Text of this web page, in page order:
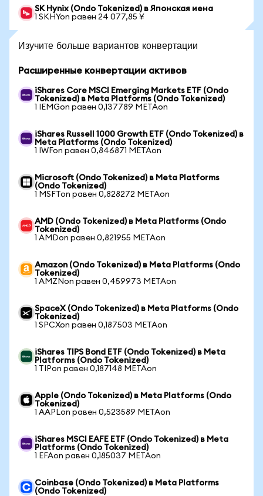
SK Hynix (Ondo Tokenized) в Японская иена
1 SKHYon равен 24 077,85 ¥
Изучите больше вариантов конвертации
Расширенные конвертации активов
iShares Core MSCI Emerging Markets ETF (Ondo
Tokenized) в Meta Platforms (Ondo Tokenized)
1 IEMGon равен 0,137789 METAon
iShares Russell 1000 Growth ETF (Ondo Tokenized) в
Meta Platforms (Ondo Tokenized)
1 IWFon равен 0,846871 METAon
Microsoft (Ondo Tokenized) в Meta Platforms
(Ondo Tokenized)
1 MSFTon равен 0,828272 METAon
AMD (Ondo Tokenized) в Meta Platforms (Ondo
Tokenized)
1 AMDon равен 0,821955 METAon
Amazon (Ondo Tokenized) в Meta Platforms (Ondo
Tokenized)
1 AMZNon равен 0,459973 METAon
SpaceX (Ondo Tokenized) в Meta Platforms (Ondo
Tokenized)
1 SPCXon равен 0,187503 METAon
iShares TIPS Bond ETF (Ondo Tokenized) в Meta
Platforms (Ondo Tokenized)
1 TIPon равен 0,187148 METAon
Apple (Ondo Tokenized) в Meta Platforms (Ondo
Tokenized)
1 AAPLon равен 0,523589 METAon
iShares MSCI EAFE ETF (Ondo Tokenized) в Meta
Platforms (Ondo Tokenized)
1 EFAon равен 0,185037 METAon
Coinbase (Ondo Tokenized) в Meta Platforms
(Ondo Tokenized)